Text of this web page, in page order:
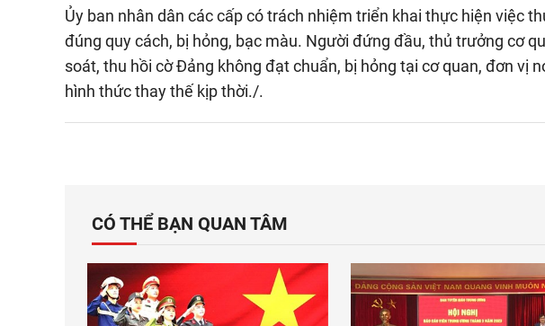
Ủy ban nhân dân các cấp có trách nhiệm triển khai thực hiện việc
đúng quy cách, bị hỏng, bạc màu. Người đứng đầu, thủ trưởng cơ
soát, thu hồi cờ Đảng không đạt chuẩn, bị hỏng tại cơ quan, đơn vị
hình thức thay thế kịp thời./.
CÓ THỂ BẠN QUAN TÂM